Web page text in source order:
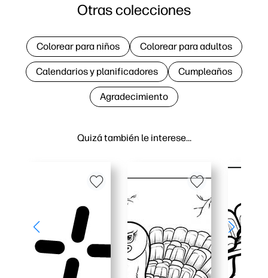
Quizá también le interese…
Otras colecciones
Colorear para niños Colorear para adultos
Calendarios y planificadores Cumpleaños
Agradecimiento